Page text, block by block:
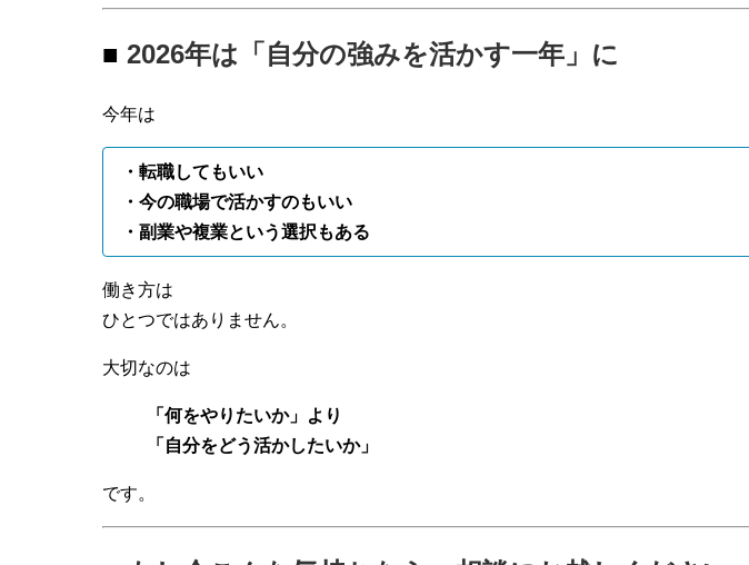
■ 2026年は「自分の強みを活かす一年」に
今年は
・転職してもいい
・今の職場で活かすのもいい
・副業や複業という選択もある
働き方は
ひとつではありません。
大切なのは
「何をやりたいか」より
「自分をどう活かしたいか」
です。